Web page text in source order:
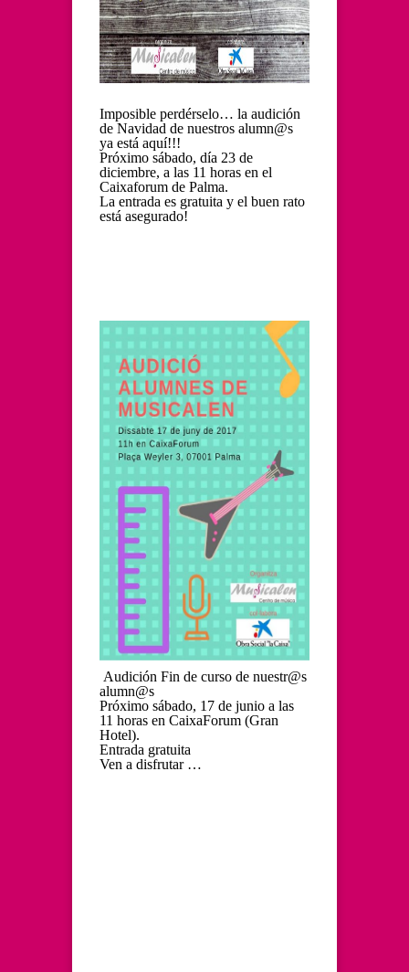
Imposible perdérselo… la audición
de Navidad de nuestros alumn@s
ya está aquí!!!
Próximo sábado, día 23 de
diciembre, a las 11 horas en el
Caixaforum de Palma.
La entrada es gratuita y el buen rato
está asegurado!
Audición Fin de curso de nuestr@s
alumn@s
Próximo sábado, 17 de junio a las
11 horas en CaixaForum (Gran
Hotel).
Entrada gratuita
Ven a disfrutar …